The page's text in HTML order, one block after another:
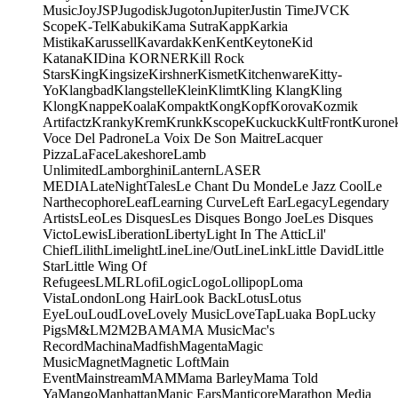
MusicJoyJSPJugodiskJugotonJupiterJustin TimeJVCK
ScopeK-TelKabukiKama SutraKappKarkia
MistikaKarussellKavardakKenKentKeytoneKid
KatanaKIDina KORNERKill Rock
StarsKingKingsizeKirshnerKismetKitchenwareKitty-
YoKlangbadKlangstelleKleinKlimtKling KlangKling
KlongKnappeKoalaKompaktKongKopfKorovaKozmik
ArtifactzKrankyKremKrunkKscopeKuckuckKultFront
Voce Del PadroneLa Voix De Son MaitreLacquer
PizzaLaFaceLakeshoreLamb
UnlimitedLamborghiniLanternLASER
MEDIALateNightTalesLe Chant Du MondeLe Jazz CoolLe
NarthecophoreLeafLearning CurveLeft EarLegacyLegendary
ArtistsLeoLes DisquesLes Disques Bongo JoeLes Disques
VictoLewisLiberationLibertyLight In The AtticLil'
ChiefLilithLimelightLineLine/OutLineLinkLittle DavidLittle
StarLittle Wing Of
RefugeesLMLRLofiLogicLogoLollipopLoma
VistaLondonLong HairLook BackLotusLotus
EyeLouLoudLoveLovely MusicLoveTapLuaka BopLucky
PigsM&LM2M2BAMAMA MusicMac's
RecordMachinaMadfishMagentaMagic
MusicMagnetMagnetic LoftMain
EventMainstreamMAMMama BarleyMama Told
YaMangoManhattanManic EarsManticoreMarathon Media